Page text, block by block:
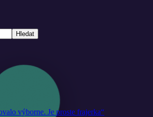
výborne. Je proste frajerka“